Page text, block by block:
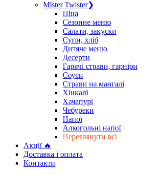
Mister Twister❯
Піца
Сезонне меню
Салати, закуски
Супи, хліб
Дитяче меню
Десерти
Гарячі страви, гарніри
Соуси
Страви на мангалі
Хінкалі
Хачапурі
Чебуреки
Напої
Алкогольні напої
Переглянути всі
Акції 🔥
Доставка і оплата
Контакти